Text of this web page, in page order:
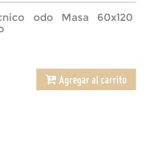
odo Masa 60x120
Agregar al carrito